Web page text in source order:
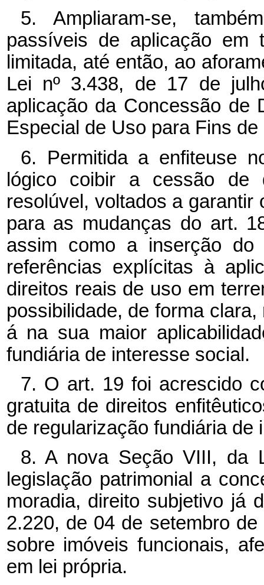
5. Ampliaram-se,
passíveis de aplicação em
limitada, até então, ao
Lei nº 3.438, de 17 de
aplicação da Concessão de
Especial de Uso para Fins
6. Permitida a enfiteuse
lógico coibir a cessão de
resolúvel, voltados a
para as mudanças do art.
assim como a inserção
referências explícitas à
direitos reais de uso em
possibilidade, de forma
á na sua maior
fundiária de interesse social.
7. O art. 19 foi acrescido
gratuita de direitos
de regularização fundiária de
8. A nova Seção VIII, da
legislação patrimonial a
moradia, direito subjetivo já
2.220, de 04 de setembro
sobre imóveis funcionais,
em lei própria.